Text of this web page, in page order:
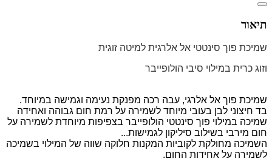
תיאור
שמיכת פוך סינטטי אל אלרגית למיטה זוגית
וזוג כרית במילוי סיבי הולופייבר
שמיכת פוך אל אלרגי, עבה רכה מפנקת נעימה וגמישה במיוחד.
בד חיצוני לבן בעובי מיוחד לשמירה על רמת חום גבוהה ואחידה
שמיכה במילוי פוך סינטטי הולופייבר בצפיפות מיוחדת לשמירה על
חום מירבי בשילוב סיליקון לגמישות...
השמיכה מחולקת לקוביות המקנות חלוקה שווה של המילוי בשמיכה
לשמירה על אחידות החום.